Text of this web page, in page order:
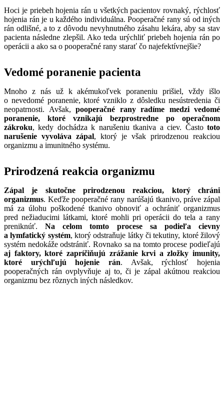
Hoci je priebeh hojenia rán u všetkých pacientov rovnaký, rýchlosť
hojenia rán je u každého individuálna. Pooperačné rany sú od iných
rán odlišné, a to z dôvodu nevyhnutného zásahu lekára, aby sa stav
pacienta následne zlepšil. Ako teda urýchliť priebeh hojenia rán po
operácii a ako sa o pooperačné rany starať čo najefektívnejšie?
Vedomé poranenie pacienta
Mnoho z nás už k akémukoľvek poraneniu prišiel, vždy išlo
o nevedomé poranenie, ktoré vzniklo z dôsledku nesústredenia či
neopatrnosti. Avšak, pooperačné rany radíme medzi vedomé
poranenie, ktoré vznikajú bezprostredne po operačnom
zákroku, kedy dochádza k narušeniu tkaniva a ciev. Často toto
narušenie vyvoláva zápal, ktorý je však prirodzenou reakciou
organizmu a imunitného systému.
Prirodzená reakcia organizmu
Zápal je skutočne prirodzenou reakciou, ktorý chráni
organizmus. Keďže pooperačné rany narúšajú tkanivo, práve zápal
má za úlohu poškodené tkanivo obnoviť a ochrániť organizmus
pred nežiaducimi látkami, ktoré mohli pri operácii do tela a rany
preniknúť.Na celom tomto procese sa podieľa cievny
a lymfatický systém, ktorý odstraňuje látky či tekutiny, ktoré žilový
systém nedokáže odstrániť. Rovnako sa na tomto procese podieľajú
aj faktory, ktoré zapríčiňujú zrážanie krvi a zložky imunity,
ktoré urýchľujú hojenie rán. Avšak, rýchlosť hojenia
pooperačných rán ovplyvňuje aj to, či je zápal akútnou reakciou
organizmu bez rôznych iných následkov.